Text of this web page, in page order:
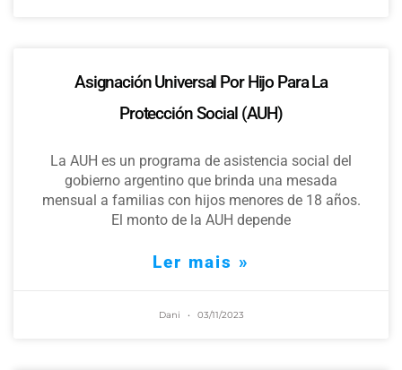
Asignación Universal Por Hijo Para La
Protección Social (AUH)
La AUH es un programa de asistencia social del
gobierno argentino que brinda una mesada
mensual a familias con hijos menores de 18 años.
El monto de la AUH depende
Ler mais »
Dani 03/11/2023